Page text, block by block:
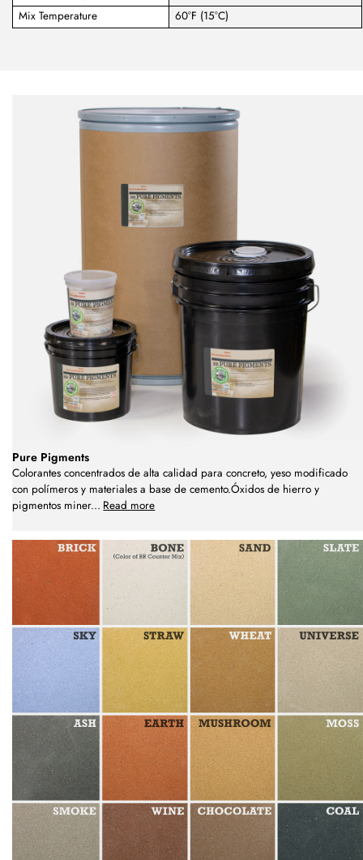
Mix Temperature
60°F (15°C)
Pure Pigments
Colorantes concentrados de alta calidad para concreto, yeso modificado
con polímeros y materiales a base de cemento.Óxidos de hierro y
pigmentos miner... Read more